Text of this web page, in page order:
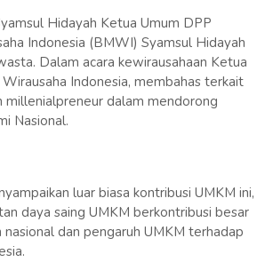
Hidayah Ketua Umum DPP
Indonesia (BMWI) Syamsul Hidayah
Dalam acara kewirausahaan Ketua
Indonesia, membahas terkait
millenialpreneur dalam mendorong
Nasional.
luar biasa kontribusi UMKM ini,
daya saing UMKM berkontribusi besar
dan pengaruh UMKM terhadap